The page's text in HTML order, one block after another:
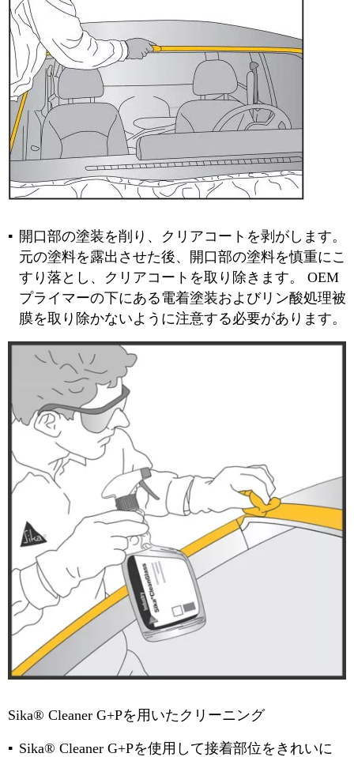
開口部の塗装を削り、クリアコートを剥がします。
元の塗料を露出させた後、開口部の塗料を慎重にこ
すり落とし、クリアコートを取り除きます。 OEM
プライマーの下にある電着塗装およびリン酸処理被
膜を取り除かないように注意する必要があります。
Sika® Cleaner G+Pを用いたクリーニング
Sika® Cleaner G+Pを使用して接着部位をきれいに